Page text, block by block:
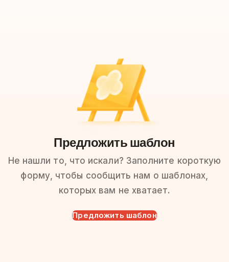
Предложить шаблон
Не нашли то, что искали? Заполните короткую
форму, чтобы сообщить нам о шаблонах,
которых вам не хватает.
Предложить шаблон